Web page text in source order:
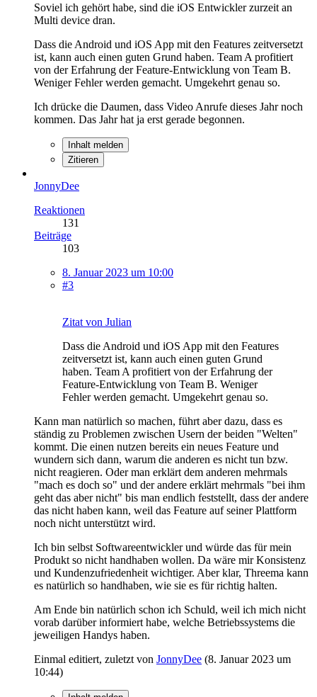
Soviel ich gehört habe, sind die iOS Entwickler zurzeit an
Multi device dran.
Dass die Android und iOS App mit den Features zeitversetzt
ist, kann auch einen guten Grund haben. Team A profitiert
von der Erfahrung der Feature-Entwicklung von Team B.
Weniger Fehler werden gemacht. Umgekehrt genau so.
Ich drücke die Daumen, dass Video Anrufe dieses Jahr noch
kommen. Das Jahr hat ja erst gerade begonnen.
Inhalt melden
Zitieren
JonnyDee
Reaktionen
131
Beiträge
103
8. Januar 2023 um 10:00
#3
Zitat von Julian
Dass die Android und iOS App mit den Features
zeitversetzt ist, kann auch einen guten Grund
haben. Team A profitiert von der Erfahrung der
Feature-Entwicklung von Team B. Weniger
Fehler werden gemacht. Umgekehrt genau so.
Kann man natürlich so machen, führt aber dazu, dass es
ständig zu Problemen zwischen Usern der beiden "Welten"
kommt. Die einen nutzen bereits ein neues Feature und
wundern sich dann, warum die anderen es nicht tun bzw.
nicht reagieren. Oder man erklärt dem anderen mehrmals
"mach es doch so" und der andere erklärt mehrmals "bei ihm
geht das aber nicht" bis man endlich feststellt, dass der andere
das nicht haben kann, weil das Feature auf seiner Plattform
noch nicht unterstützt wird.
Ich bin selbst Softwareentwickler und würde das für mein
Produkt so nicht handhaben wollen. Da wäre mir Konsistenz
und Kundenzufriedenheit wichtiger. Aber klar, Threema kann
es natürlich so handhaben, wie sie es für richtig halten.
Am Ende bin natürlich schon ich Schuld, weil ich mich nicht
vorab darüber informiert habe, welche Betriebssystems die
jeweiligen Handys haben.
Einmal editiert, zuletzt von JonnyDee (8. Januar 2023 um
10:44)